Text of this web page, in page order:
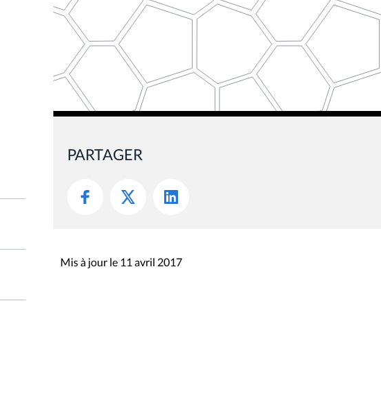
PARTAGER
Mis à jour le 11 avril 2017